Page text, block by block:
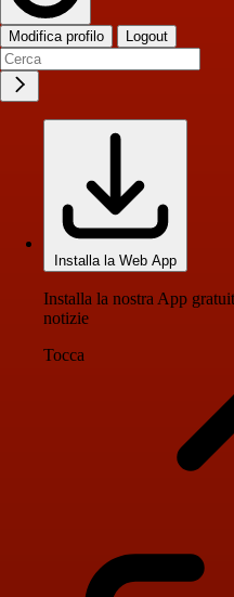
Modifica profilo Logout
Installa la Web App
Installa la nostra App
notizie
Tocca